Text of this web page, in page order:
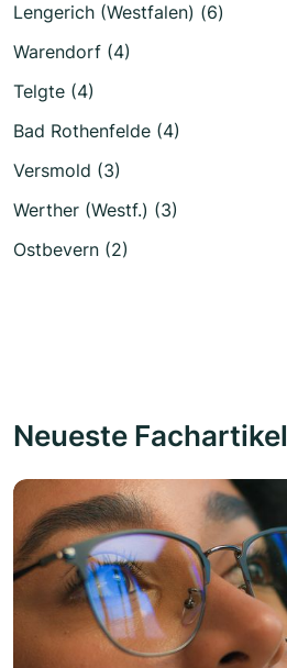
Lengerich (Westfalen) (6)
Warendorf (4)
Telgte (4)
Bad Rothenfelde (4)
Versmold (3)
Werther (Westf.) (3)
Ostbevern (2)
Neueste Fachartikel